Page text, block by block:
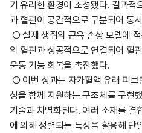
기 유리한 환경이 조성됐다. 결과적
과 혈관이 공간적으로 구분되어 동
○ 실제 생쥐의 근육 손상 모델에
의 혈관과 성공적으로 연결되어 혈
운동 기능 회복을 촉진했다.
○ 이번 성과는 자가혈액 유래 피브
성을 함께 지원하는 구조체를 구현
기술과 차별화된다. 여러 소재를 결
에 의해 정렬되는 특성을 활용해 단